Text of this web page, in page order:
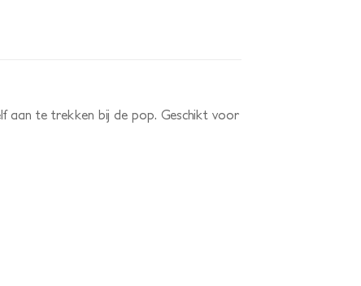
aan te trekken bij de pop. Geschikt voor